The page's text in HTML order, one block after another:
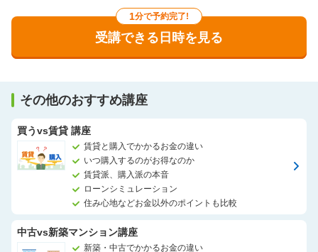
1分で予約完了!
受講できる日時を見る
その他のおすすめ講座
買うvs賃貸 講座
賃貸と購入でかかるお金の違い
いつ購入するのがお得なのか
賃貸派、購入派の本音
ローンシミュレーション
住み心地などお金以外のポイントも比較
中古vs新築マンション講座
新築・中古でかかるお金の違い